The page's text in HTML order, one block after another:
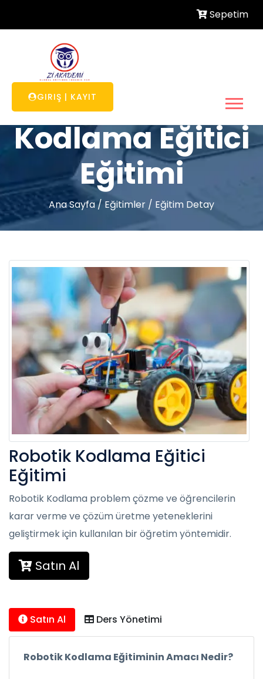
Sepetim
GIRIŞ | KAYIT
Robotik
Kodlama Eğitici
Eğitimi
Ana Sayfa / Eğitimler / Eğitim Detay
Robotik Kodlama Eğitici
Eğitimi
Robotik Kodlama problem çözme ve öğrencilerin
karar verme ve çözüm üretme yeteneklerini
geliştirmek için kullanılan bir öğretim yöntemidir.
Satın Al
Satın Al Ders Yönetimi
Robotik Kodlama Eğitiminin Amacı Nedir?